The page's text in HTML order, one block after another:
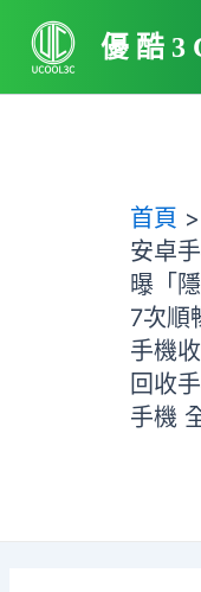
要
優酷
首頁
安卓
曝「
7次順
手機
回收
手機